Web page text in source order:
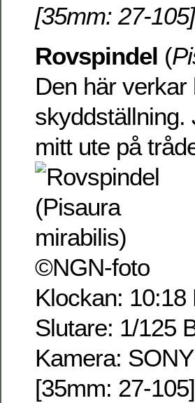
[35mm: 27-105]
Rovspindel (
Den här
skyddställning.
mitt ute på
Klockan:
Slutare: 1/125
Kamera:
[35mm: 27-105]